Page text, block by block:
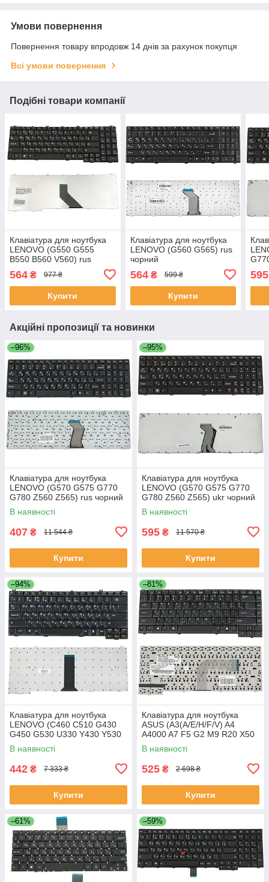
Умови повернення
Повернення товару впродовж 14 днів за рахунок покупця
Всі умови повернення
Подібні товари компанії
Клавіатура для ноутбука
LENOVO (G550 G555
B550 B560 V560) rus
564 ₴ 977 ₴
Купити
Клавіатура для ноутбука
LENOVO (G560 G565) rus
чорний
564₴ 599 ₴
Купити
595
Акційні пропозиції та новинки
–96%
Клавіатура для ноутбука
LENOVO (G570 G575 G770
G780 Z560 Z565) rus чорний
чорний frame
В наявності
407 ₴ 11 544 ₴
Купити
–95%
Клавіатура для ноутбука
LENOVO (G570 G575 G770
G780 Z560 Z565) ukr чорний
чорний frame
В наявності
595 ₴ 11 570 ₴
Купити
–94%
Клавіатура для ноутбука
LENOVO (C460 C510 G430
G450 G530 U330 Y430 Y530
Y730) rus чорний
В наявності
442 ₴ 7 333 ₴
Купити
–81%
Клавіатура для ноутбука
ASUS (A3(A/E/H/F/V) A4
A4000 A7 F5 G2 M9 R20 X50
Z8 Z8000) rus чорний шлейф
праворуч
В наявності
525 ₴ 2 698 ₴
Купити
–61% –59%